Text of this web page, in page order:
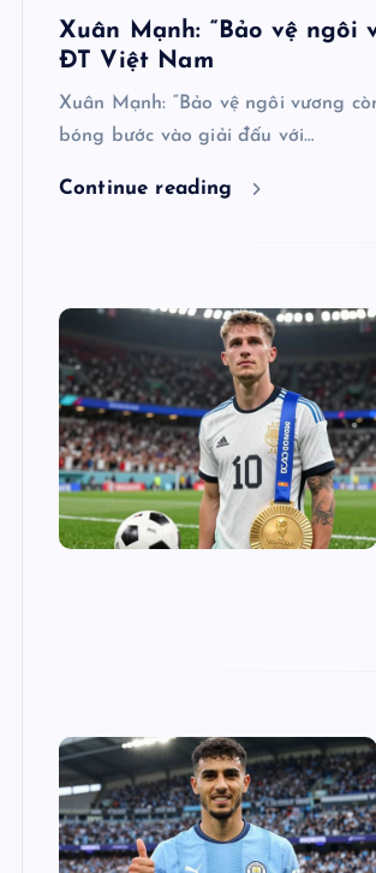
Xuân Mạnh: “Bảo vệ ngôi
ĐT Việt Nam
Xuân Mạnh: “Bảo vệ ngôi vương
bóng bước vào giải đấu với…
Continue reading